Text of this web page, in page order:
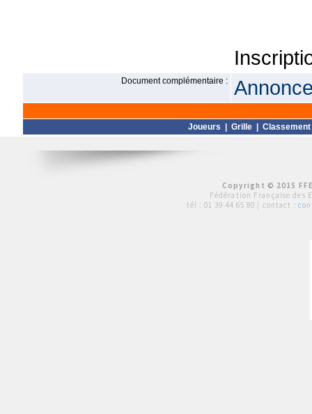
Document complémentaire :
Joueurs Grille Classement
Copyright © 2015
Fédération Française des
tél : 01 39 44 65 80 | contact :